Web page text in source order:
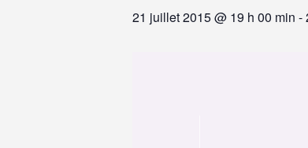
21 juillet 2015 @ 19 h 00 min -